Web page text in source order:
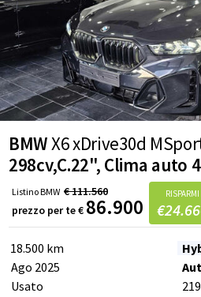
BMWX6 xDrive30d
prezzo per te€ 86.900
ListinoBMW €111.560 RISPARMI
€
18.500 km
Ago 2025
Usato
219